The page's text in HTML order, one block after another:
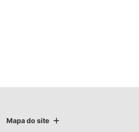
Mapa do site